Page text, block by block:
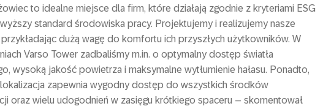
to idealne miejsce dla firm, które działają zgodnie z kryteriami ESG
standard środowiska pracy. Projektujemy i realizujemy nasze
dużą wagę do komfortu ich przyszłych użytkowników. W
Varso Tower zadbaliśmy m.in. o optymalny dostęp światła
wysoką jakość powietrza i maksymalne wytłumienie hałasu. Ponadto,
zapewnia wygodny dostęp do wszystkich środków
oraz wielu udogodnień w zasięgu krótkiego spaceru – skomentował